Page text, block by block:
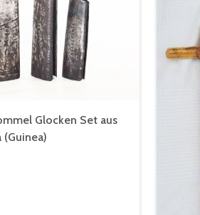
Glocken Set aus
(Guinea)